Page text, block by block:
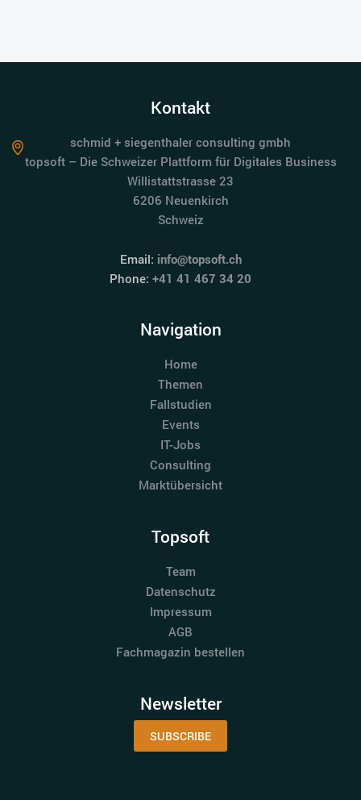
Kontakt
schmid + siegenthaler consulting gmbh
topsoft – Die Schweizer Plattform für Digitales Business
Willistattstrasse 23
6206 Neuenkirch
Schweiz
Email: info@topsoft.ch
Phone: +41 41 467 34 20
Navigation
Home
Themen
Fallstudien
Events
IT-Jobs
Consulting
Marktübersicht
Topsoft
Team
Datenschutz
Impressum
AGB
Fachmagazin bestellen
Newsletter
SUBSCRIBE